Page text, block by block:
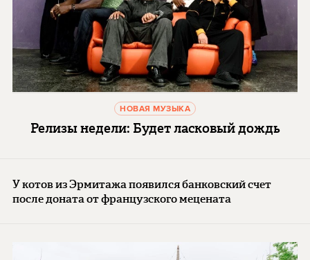
НОВАЯ МУЗЫКА
Релизы недели: Будет ласковый дождь
У котов из Эрмитажа появился банковский счет
после доната от французского мецената